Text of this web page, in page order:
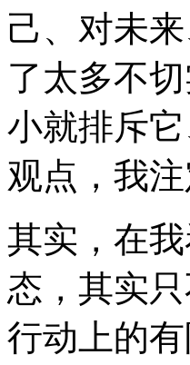
己、对未
了太多不
小就排斥
观点，我
其实，在
态，其实
行动上的